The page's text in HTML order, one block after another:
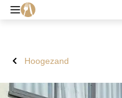
Hoogezand